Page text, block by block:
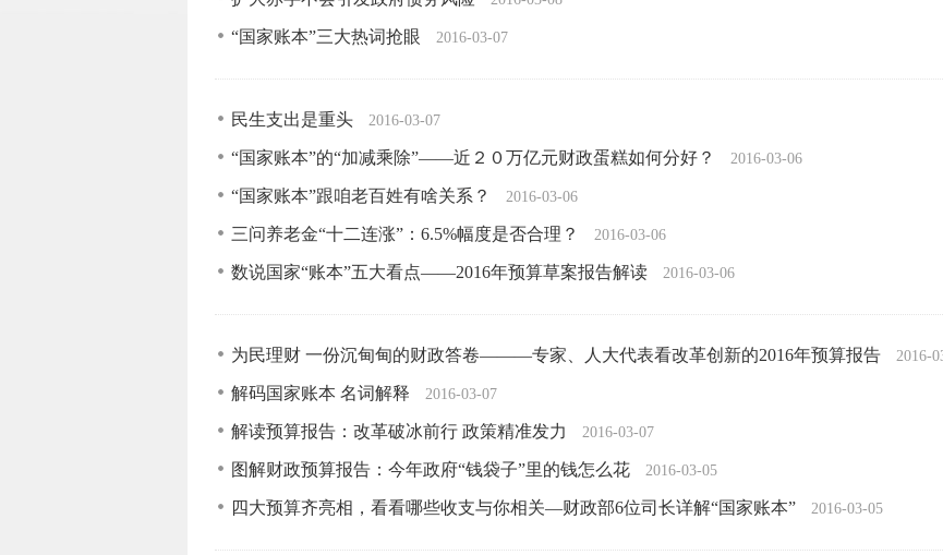
“国家账本”三大热词抢眼 2016-03-07
民生支出是重头 2016-03-07
“国家账本”的“加减乘除”——近２０万亿元财政蛋糕如何分好？ 2016-03-06
“国家账本”跟咱老百姓有啥关系？ 2016-03-06
三问养老金“十二连涨”：6.5%幅度是否合理？ 2016-03-06
数说国家“账本”五大看点——2016年预算草案报告解读 2016-03-06
为民理财 一份沉甸甸的财政答卷———专家、人大代表看改革创新的2016年预算报告 2016-
解码国家账本 名词解释 2016-03-07
解读预算报告：改革破冰前行 政策精准发力 2016-03-07
图解财政预算报告：今年政府“钱袋子”里的钱怎么花 2016-03-05
四大预算齐亮相，看看哪些收支与你相关—财政部6位司长详解“国家账本” 2016-03-05